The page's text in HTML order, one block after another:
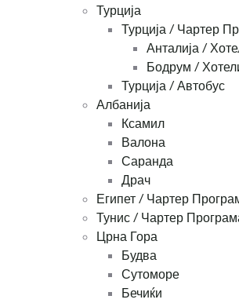
Турција
Турција / Чартер
Анталија /
Бодрум /
Турција / Автобус
Албанија
Ксамил
Валона
Саранда
Драч
Египет / Чартер
Тунис / Чартер
Црна Гора
Будва
Сутоморе
Бечиќи